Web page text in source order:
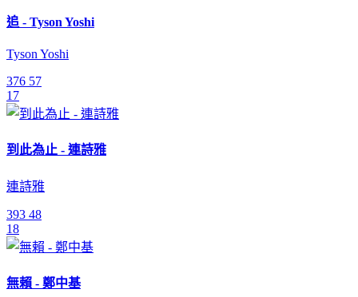
追 - Tyson Yoshi
Tyson Yoshi
376 57
17
到此為止 - 連詩雅
連詩雅
393 48
18
無賴 - 鄭中基